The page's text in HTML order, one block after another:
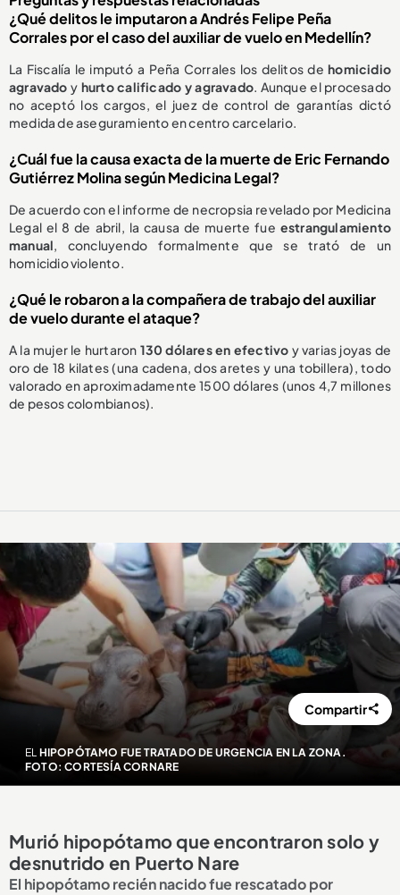
¿Qué delitos le imputaron a Andrés Felipe Peña
Corrales por el caso del auxiliar de vuelo en Medellín?
La Fiscalía le imputó a Peña Corrales los delitos dehomicidio
agravado y hurto calificado y agravado. Aunque el procesado
no aceptó los cargos, el juez de control de garantías dictó
medida de aseguramiento en centro carcelario.
¿Cuál fue la causa exacta de la muerte de Eric Fernando
Gutiérrez Molina según Medicina Legal?
De acuerdo con el informe de necropsia revelado por Medicina
Legal el 8 de abril, la causa de muerte fue estrangulamiento
manual, concluyendo formalmente que se trató de un
homicidio violento.
¿Qué le robaron a la compañera de trabajo del auxiliar
de vuelo durante el ataque?
A la mujer le hurtaron 130 dólares en efectivo y varias joyas de
oro de 18 kilates (una cadena, dos aretes y una tobillera), todo
valorado en aproximadamente 1500 dólares (unos 4,7 millones
de pesos colombianos).
EL HIPOPÓTAMO FUE TRATADO DE URGENCIA EN LA ZONA.
FOTO: CORTESÍA CORNARE
Compartir
Murió hipopótamo que encontraron solo y
desnutrido en Puerto Nare
El hipopótamo recién nacido fue rescatado por